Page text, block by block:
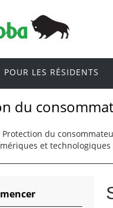
POUR LES RÉSIDENTS
du
Protection du
et technologiques